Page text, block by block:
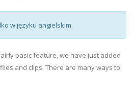
w języku angielskim.
basic feature, we have just added
and clips. There are many ways to